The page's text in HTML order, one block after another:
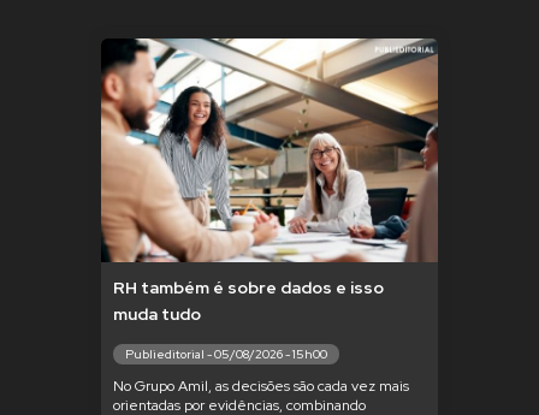
RH também é sobre dados e isso
muda tudo
Publieditorial - 05/08/2026 - 15h00
No Grupo Amil, as decisões são cada vez mais
orientadas por evidências, combinando